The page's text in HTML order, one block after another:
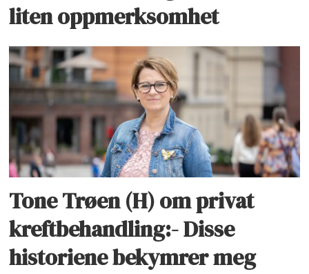
liten oppmerksomhet
Tone Trøen (H) om privat
kreftbehandling:- Disse
historiene bekymrer meg